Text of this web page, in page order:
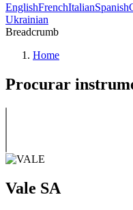
EnglishFrenchItalianSpanish
Ukrainian
Breadcrumb
Home
Procurar
Vale SA